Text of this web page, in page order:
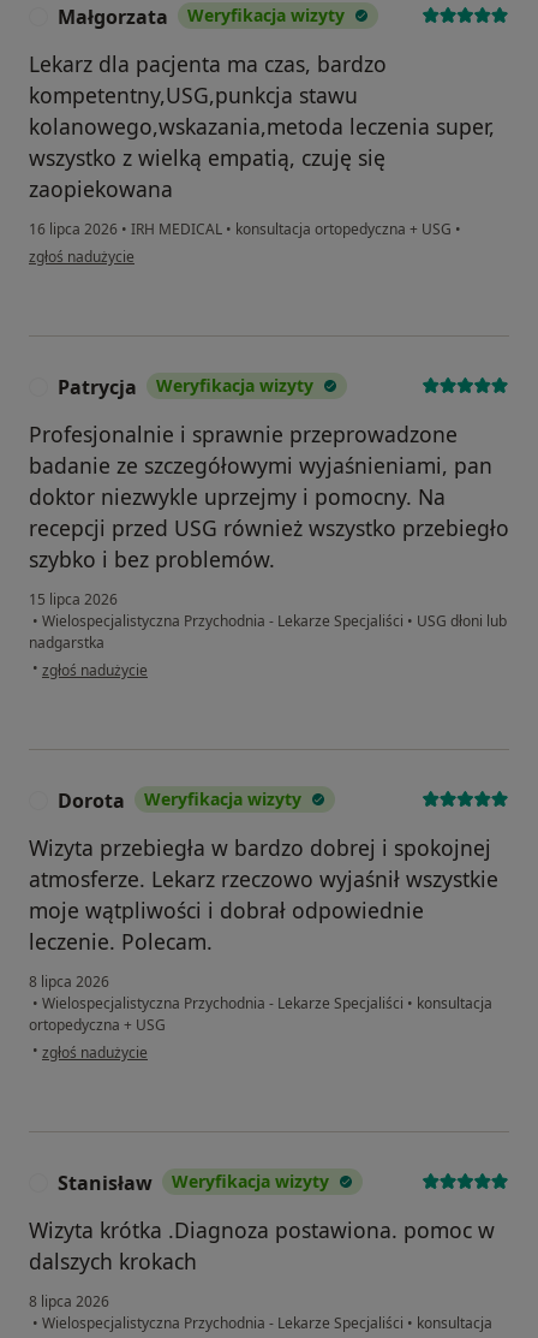
Małgorzata Weryfikacja wizyty
Lekarz dla pacjenta ma czas, bardzo
kompetentny,USG,punkcja stawu
kolanowego,wskazania,metoda leczenia super,
wszystko z wielką empatią, czuję się
zaopiekowana
16 lipca 2026 • IRH MEDICAL • konsultacja ortopedyczna + USG •
w opinii użytkownika Małgorzata
zgłoś nadużycie
Patrycja Weryfikacja wizyty
Profesjonalnie i sprawnie przeprowadzone
badanie ze szczegółowymi wyjaśnieniami, pan
doktor niezwykle uprzejmy i pomocny. Na
recepcji przed USG również wszystko przebiegło
szybko i bez problemów.
15 lipca 2026
• Wielospecjalistyczna Przychodnia - Lekarze Specjaliści • USG dłoni lub
nadgarstka
• w opinii użytkownika Patrycja
zgłoś nadużycie
Dorota Weryfikacja wizyty
Wizyta przebiegła w bardzo dobrej i spokojnej
atmosferze. Lekarz rzeczowo wyjaśnił wszystkie
moje wątpliwości i dobrał odpowiednie
leczenie. Polecam.
8 lipca 2026
• Wielospecjalistyczna Przychodnia - Lekarze Specjaliści • konsultacja
ortopedyczna + USG
• w opinii użytkownika Dorota
zgłoś nadużycie
Stanisław Weryfikacja wizyty
Wizyta krótka .Diagnoza postawiona. pomoc w
dalszych krokach
8 lipca 2026
• Wielospecjalistyczna Przychodnia - Lekarze Specjaliści • konsultacja